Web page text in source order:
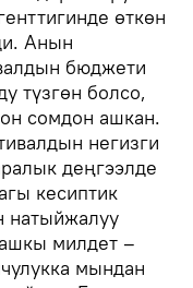
өткөн
Анын
бюджети
түзгөн болсо,
сомдон ашкан.
негизги
деңгээлде
кесиптик
натыйжалуу
милдет –
мындан